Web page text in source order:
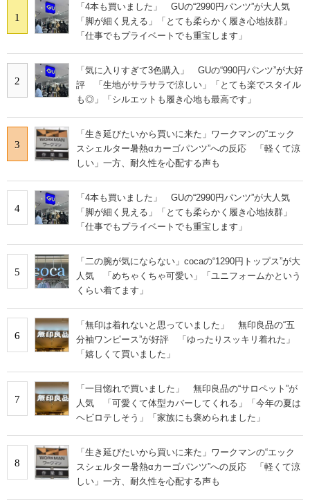
1
「4本も買いました」 GUの“2990円パンツ”が大人気
「脚が細く見える」「とても柔らかく履き心地抜群」
「仕事でもプライベートでも重宝します」
2
「気に入りすぎて3色購入」 GUの“990円パンツ”が大好
評 「生地がサラサラで涼しい」「とても楽でスタイル
も◎」「シルエットも履き心地も最高です」
3
「生き延びたいから買いに来た」ワークマンの“エック
スシェルター暑熱αカーゴパンツ”への反応 「軽くて涼
しい」一方、耐久性を心配する声も
4
「4本も買いました」 GUの“2990円パンツ”が大人気
「脚が細く見える」「とても柔らかく履き心地抜群」
「仕事でもプライベートでも重宝します」
5
「二の腕が気にならない」cocaの“1290円トップス”が大
人気 「めちゃくちゃ可愛い」「ユニフォームかという
くらい着てます」
6
「無印は着れないと思っていました」 無印良品の“五
分袖ワンピース”が好評 「ゆったりスッキリ着れた」
「嬉しくて買いました」
7
「一目惚れで買いました」 無印良品の“サロペット”が
人気 「可愛くて体型カバーしてくれる」「今年の夏は
ヘビロテしそう」「家族にも褒められました」
8
「生き延びたいから買いに来た」ワークマンの“エック
スシェルター暑熱αカーゴパンツ”への反応 「軽くて涼
しい」一方、耐久性を心配する声も